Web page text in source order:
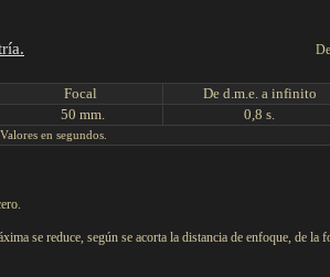
Focal
De d.m.e. a infinito
50 mm.
0,8 s.
Valores en segundos.
se reduce, según se acorta la distancia de enfoque, de la